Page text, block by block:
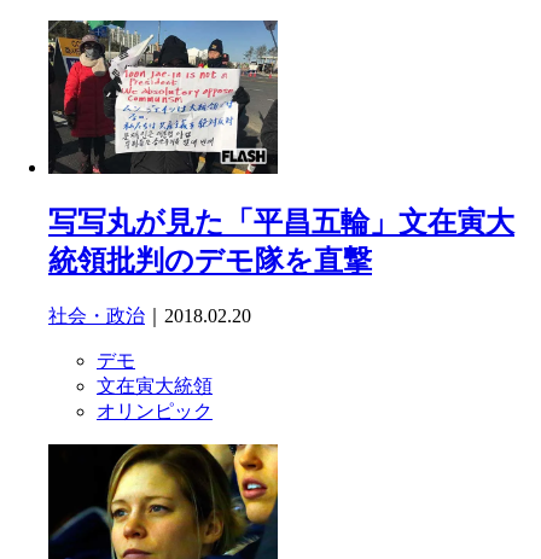
写写丸が見た「平昌五輪」文在寅大
統領批判のデモ隊を直撃
社会・政治 ｜2018.02.20
デモ
文在寅大統領
オリンピック